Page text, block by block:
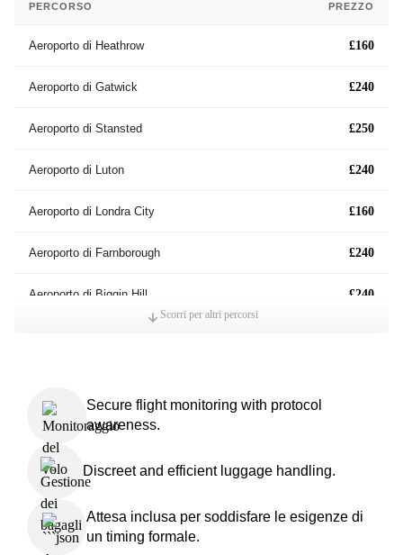
PERCORSO PREZZO
Aeroporto di Heathrow £160
Aeroporto di Gatwick £240
Aeroporto di Stansted £250
Aeroporto di Luton £240
Aeroporto di Londra City £160
Aeroporto di Farnborough £240
Aeroporto di Biggin Hill £240
Scorri per altri percorsi
Secure flight monitoring with protocol
awareness.
Discreet and efficient luggage handling.
Attesa inclusa per soddisfare le esigenze di
un timing formale.